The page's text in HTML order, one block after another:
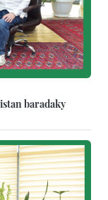
baradaky